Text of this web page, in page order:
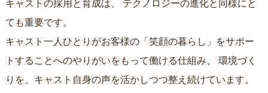
キャストの採用と育成は、
ても重要です。
キャスト一人ひとりがお客様の「笑顔の暮らし」をサポー
トすることへのやりがいをもって働ける仕組み、
りを、キャスト自身の声を活かしつつ整え続けています。